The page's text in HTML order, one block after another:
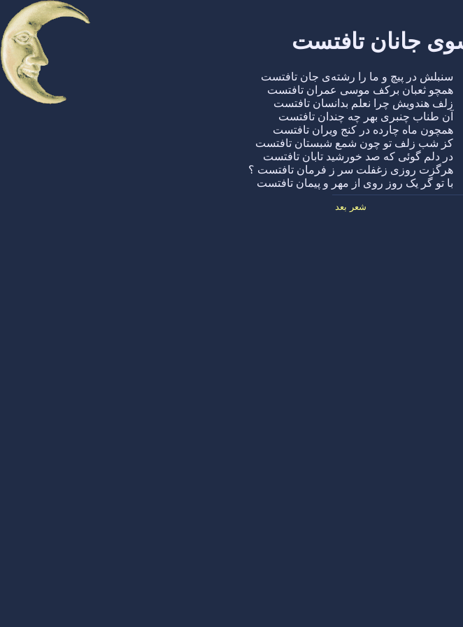
جانان تافتست
سنبلش در پیچ و ما را رشته‌ی جان تافتست
همچو ثعبان برکف موسی عمران تافتست
زلف هندویش چرا نعلم بدانسان تافتست
آن طناب چنبری بهر چه چندان تافتست
همچون ماه چارده در کنج ویران تافتست
کز شب زلف تو چون شمع شبستان تافتست
در دلم گوئی که صد خورشید تابان تافتست
هرگزت روزی زغفلت سر ز فرمان تافتست ؟
با تو گر یک روز روی از مهر و پیمان تافتست
شعر بعد